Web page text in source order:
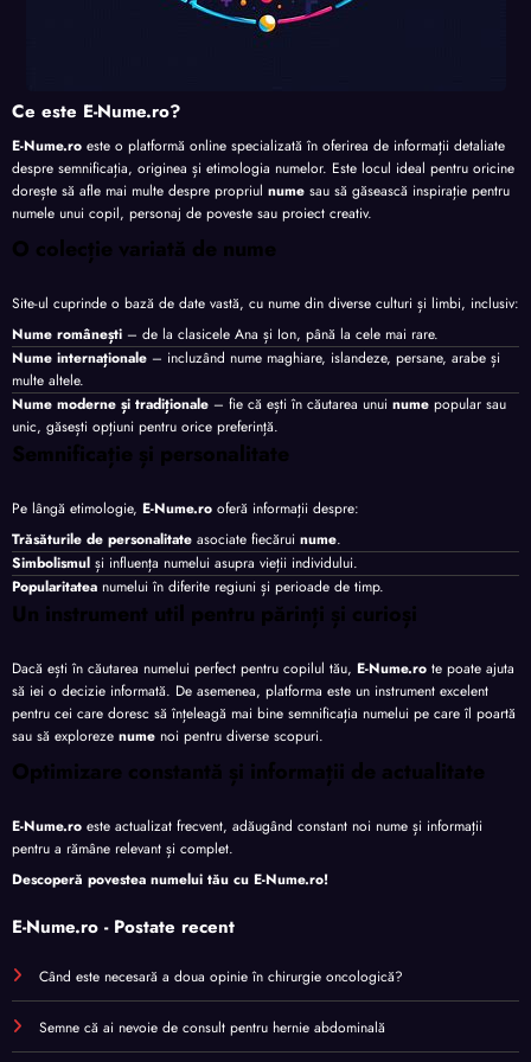
Ce este E-Nume.ro?
E-Nume.ro este o platformă online specializată în oferirea de informații detaliate
despre semnificația, originea și etimologia numelor. Este locul ideal pentru oricine
dorește să afle mai multe despre propriul nume sau să găsească inspirație pentru
numele unui copil, personaj de poveste sau proiect creativ.
O colecție variată de nume
Site-ul cuprinde o bază de date vastă, cu nume din diverse culturi și limbi, inclusiv:
Nume românești – de la clasicele Ana și Ion, până la cele mai rare.
Nume internaționale – incluzând nume maghiare, islandeze, persane, arabe și
multe altele.
Nume moderne și tradiționale – fie că ești în căutarea unui nume popular sau
unic, găsești opțiuni pentru orice preferință.
Semnificație și personalitate
Pe lângă etimologie, E-Nume.ro oferă informații despre:
Trăsăturile de personalitate asociate fiecărui nume.
Simbolismul și influența numelui asupra vieții individului.
Popularitatea numelui în diferite regiuni și perioade de timp.
Un instrument util pentru părinți și curioși
Dacă ești în căutarea numelui perfect pentru copilul tău, E-Nume.ro te poate ajuta
să iei o decizie informată. De asemenea, platforma este un instrument excelent
pentru cei care doresc să înțeleagă mai bine semnificația numelui pe care îl poartă
sau să exploreze nume noi pentru diverse scopuri.
Optimizare constantă și informații de actualitate
E-Nume.ro este actualizat frecvent, adăugând constant noi nume și informații
pentru a rămâne relevant și complet.
Descoperă povestea numelui tău cu E-Nume.ro!
E-Nume.ro - Postate recent
Când este necesară a doua opinie în chirurgie oncologică?
Semne că ai nevoie de consult pentru hernie abdominală